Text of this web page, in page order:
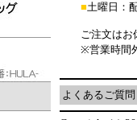
■土曜日：
ご注文はお
※営業時間
よくあるご質問